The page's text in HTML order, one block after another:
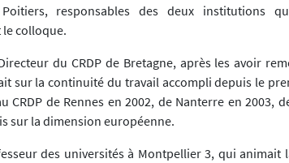
responsables des deux institutions
colloque.
du CRDP de Bretagne, après les avoir
sur la continuité du travail accompli depuis le
CRDP de Rennes en 2002, de Nanterre en 2003,
sur la dimension européenne.
des universités à Montpellier 3, qui